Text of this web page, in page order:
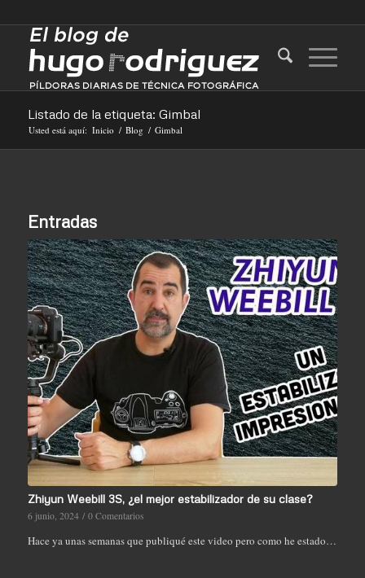
Listado de la etiqueta: Gimbal
Usted está aquí: Inicio / Blog / Gimbal
Entradas
Zhiyun Weebill 3S, ¿el mejor estabilizador de su clase?
6 junio, 2024 / 0 Comentarios
Hace ya unas semanas que publiqué este video pero como he estado…